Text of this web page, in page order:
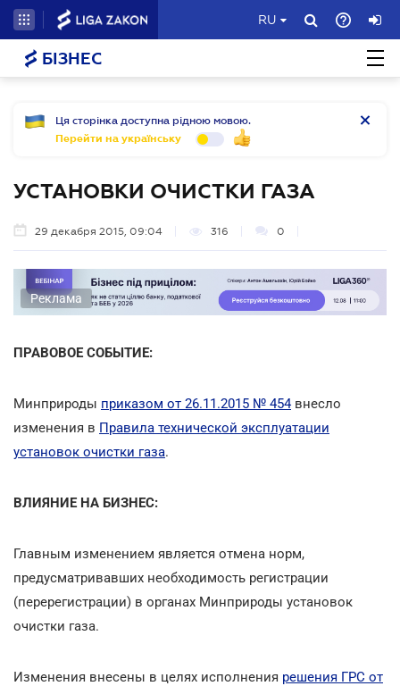
RU
БІЗНЕС
Ця сторінка доступна рідною мовою.
Перейти на українську
УСТАНОВКИ ОЧИСТКИ ГАЗА
29 декабря 2015, 09:04 316 0
Реклама
ПРАВОВОЕ СОБЫТИЕ:
Минприроды приказом от 26.11.2015 № 454внесло
изменения в Правила технической эксплуатации
установок очистки газа.
ВЛИЯНИЕ НА БИЗНЕС:
Главным изменением является отмена норм,
предусматривавших необходимость регистрации
(перерегистрации) в органах Минприроды установок
очистки газа.
Изменения внесены в целях исполнения решения ГРС от